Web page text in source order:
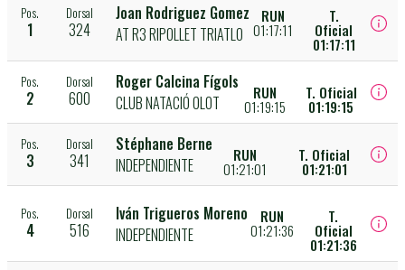
Pos.
1
Dorsal
324
Joan Rodriguez Gomez
AT R3 RIPOLLET TRIATLO
RUN
01:17:11
T.
Oficial
01:17:11
Pos.
2
Dorsal
600
Roger Calcina Fígols
CLUB NATACIÓ OLOT
RUN
01:19:15
T. Oficial
01:19:15
Pos.
3
Dorsal
341
Stéphane Berne
INDEPENDIENTE
RUN
01:21:01
T. Oficial
01:21:01
Pos.
4
Dorsal
516
Iván Trigueros Moreno
INDEPENDIENTE
RUN
01:21:36
T.
Oficial
01:21:36